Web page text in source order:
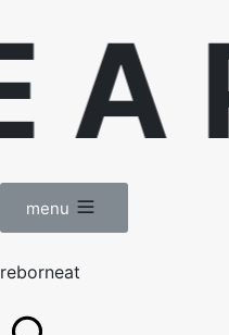
menu
reborneat